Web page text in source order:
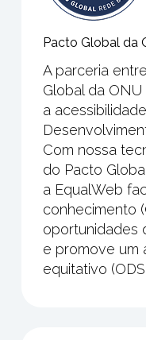
Pacto Global da
A parceria
Global da
a
Com nossa
do Pacto
a EqualWeb
conhecimento
oportunidades
e promove um
equitativo (ODS